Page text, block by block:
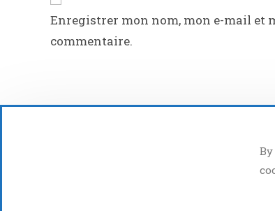
Enregistrer mon nom, mon e-mail et
commentaire.